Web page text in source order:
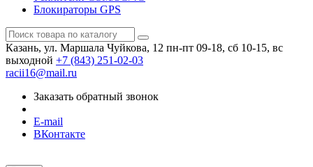
Блокираторы GPS
Казань, ул. Маршала Чуйкова, 12 пн-пт 09-18, сб 10-15, вс
выходной +7 (843) 251-02-03
racii16@mail.ru
Заказать обратный звонок
E-mail
ВКонтакте